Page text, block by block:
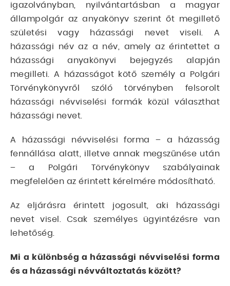
igazolványban, nyilvántartásban a magyar
állampolgár az anyakönyv szerint őt megillető
születési vagy házassági nevet viseli. A
házassági név az a név, amely az érintettet a
házassági anyakönyvi bejegyzés alapján
megilleti. A házasságot kötő személy a Polgári
Törvénykönyvről szóló törvényben felsorolt
házassági névviselési formák közül választhat
házassági nevet.
A házassági névviselési forma – a házasság
fennállása alatt, illetve annak megszűnése után
– a Polgári Törvénykönyv szabályainak
megfelelően az érintett kérelmére módosítható.
Az eljárásra érintett jogosult, aki házassági
nevet visel. Csak személyes ügyintézésre van
lehetőség.
Mi a különbség a házassági névviselési forma
és a házassági névváltoztatás között?